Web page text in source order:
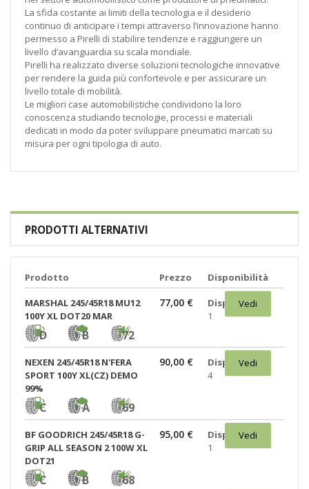
La sfida costante ai limiti della tecnologia e il desiderio
continuo di anticipare i tempi attraverso l’innovazione hanno
permesso a Pirelli di stabilire tendenze e raggiungere un
livello d’avanguardia su scala mondiale.
Pirelli ha realizzato diverse soluzioni tecnologiche innovative
per rendere la guida più confortevole e per assicurare un
livello totale di mobilità.
Le migliori case automobilistiche condividono la loro
conoscenza studiando tecnologie, processi e materiali
dedicati in modo da poter sviluppare pneumatici marcati su
misura per ogni tipologia di auto.
PRODOTTI ALTERNATIVI
Prodotto Prezzo Disponibilità
MARSHAL 245/45R18 MU12
100Y XL DOT20 MAR
D B 72
77,00 €
Disponibili:
1
Vedi
NEXEN 245/45R18 N'FERA
SPORT 100Y XL(CZ) DEMO
99%
C A 69
90,00 €
Disponibili:
4
Vedi
BF GOODRICH 245/45R18 G-
GRIP ALL SEASON 2 100W XL
DOT21
C B 68
95,00 €
Disponibili:
1
Vedi